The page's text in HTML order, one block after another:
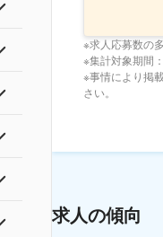
※求人応募数の
※集計対象期間
※事情により掲
さい。
求人の傾向